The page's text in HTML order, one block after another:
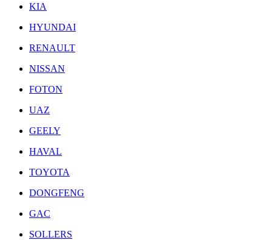
KIA
HYUNDAI
RENAULT
NISSAN
FOTON
UAZ
GEELY
HAVAL
TOYOTA
DONGFENG
GAC
SOLLERS